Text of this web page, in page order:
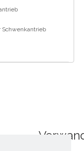
Schwenkantrieb